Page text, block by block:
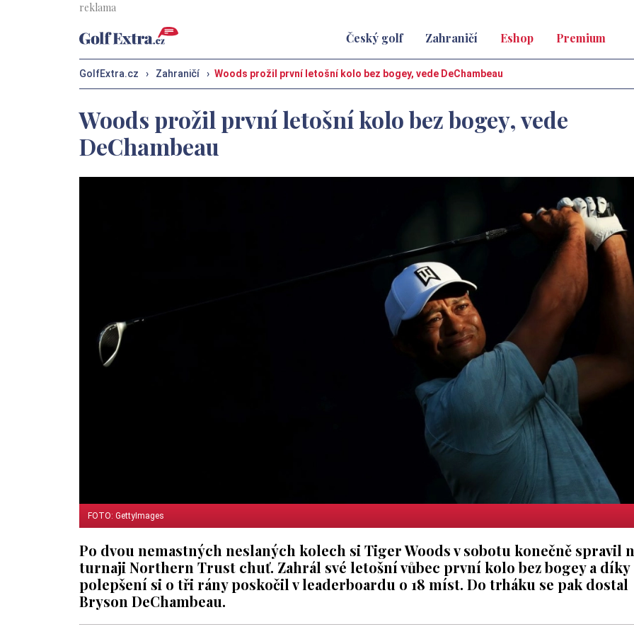
Český golf Zahraničí Eshop Premium
GolfExtra.cz › Zahraničí › Woods prožil první letošní kolo bez bogey, vede DeChambeau
Woods prožil první letošní kolo bez bogey, vede
DeChambeau
FOTO: GettyImages
Po dvou nemastných neslaných kolech si Tiger Woods v sobotu konečně spravil
turnaji Northern Trust chuť. Zahrál své letošní vůbec první kolo bez bogey a díky
polepšení si o tři rány poskočil v leaderboardu o 18 míst. Do trháku se pak dostal
Bryson DeChambeau.